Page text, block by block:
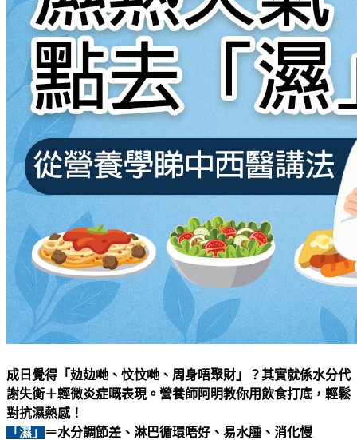
成日覺得「攰攰哋、忟忟哋、周身唔聚財」？其實就係水分代
謝失衡＋輕微炎症嘅表現。營養師阿明教你用飲食打底，輕鬆
對抗濕熱感！
「濕」
＝水分調節差、淋巴循環唔好、易水腫、消化慢